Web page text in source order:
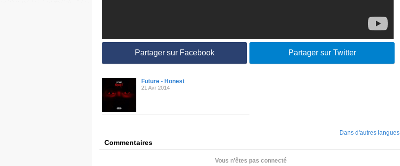
Partager sur Facebook Partager sur Twitter
Future - Honest
21 Avr 2014
Dans d'autres langues
Commentaires
Vous n'êtes pas connecté